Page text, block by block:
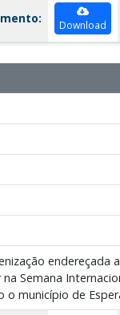
Download
endereçada
Semana
município de